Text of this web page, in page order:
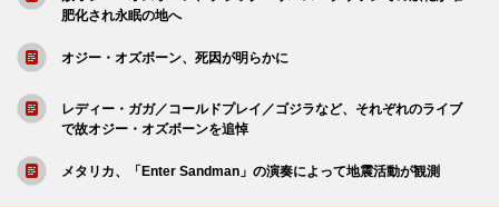
肥化され永眠の地へ
オジー・オズボーン、死因が明らかに
レディー・ガガ／コールドプレイ／ゴジラなど、それぞれのライブ
で故オジー・オズボーンを追悼
メタリカ、「Enter Sandman」の演奏によって地震活動が観測